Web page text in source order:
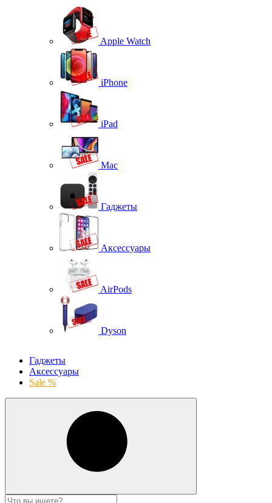
Apple Watch
iPhone
iPad
Mac
Гаджеты
Аксессуары
AirPods
Dyson
Гаджеты
Аксессуары
Sale %